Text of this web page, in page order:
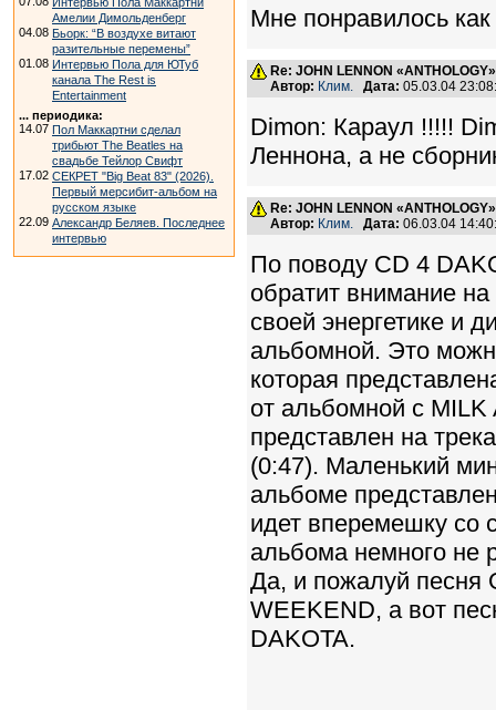
Амелии Димольденберг
04.08 Бьорк: “В воздухе витают
разительные перемены”
01.08 Интервью Пола для ЮТуб
канала The Rest is
Entertainment
... периодика:
14.07 Пол Маккартни сделал
трибьют The Beatles на
свадьбе Тейлор Свифт
17.02 СЕКРЕТ "Big Beat 83" (2026).
Первый мерсибит-альбом на
русском языке
22.09 Александр Беляев. Последнее
интервью
Мне понравилось
Re: JOHN LENNON
Автор: Клим. Дата: 05.03.04
Dimon: Караул !!!!!
Леннона, а не
Re: JOHN LENNON
Автор: Клим. Дата: 06.03.04
По поводу CD 4
обратит внимание
своей энергетике и
альбомной. Это
которая
от альбомной с
представлен на
(0:47). Маленький
альбоме
идет вперемешку со
альбома немного не
Да, и пожалуй песня
WEEKEND, а вот
DAKOTA.